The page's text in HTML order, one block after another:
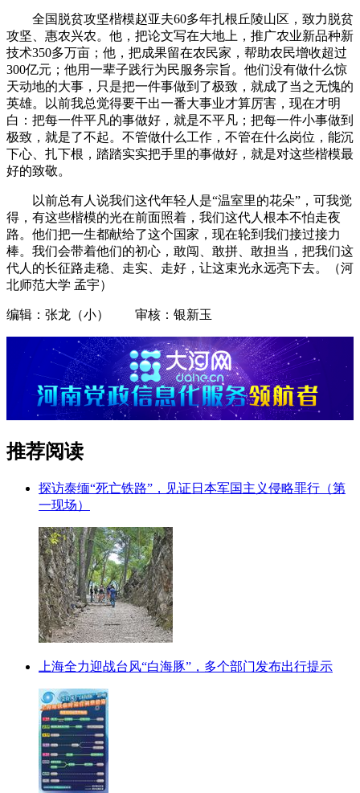
全国脱贫攻坚楷模赵亚夫60多年扎根丘陵山区，致力脱贫
攻坚、惠农兴农。他，把论文写在大地上，推广农业新品种新
技术350多万亩；他，把成果留在农民家，帮助农民增收超过
300亿元；他用一辈子践行为民服务宗旨。他们没有做什么惊
天动地的大事，只是把一件事做到了极致，就成了当之无愧的
英雄。以前我总觉得要干出一番大事业才算厉害，现在才明
白：把每一件平凡的事做好，就是不平凡；把每一件小事做到
极致，就是了不起。不管做什么工作，不管在什么岗位，能沉
下心、扎下根，踏踏实实把手里的事做好，就是对这些楷模最
好的致敬。
以前总有人说我们这代年轻人是“温室里的花朵”，可我觉
得，有这些楷模的光在前面照着，我们这代人根本不怕走夜
路。他们把一生都献给了这个国家，现在轮到我们接过接力
棒。我们会带着他们的初心，敢闯、敢拼、敢担当，把我们这
代人的长征路走稳、走实、走好，让这束光永远亮下去。（河
北师范大学 孟宇）
编辑：张龙（小） 审核：银新玉
推荐阅读
探访泰缅“死亡铁路”，见证日本军国主义侵略罪行（第
一现场）
上海全力迎战台风“白海豚”，多个部门发布出行提示